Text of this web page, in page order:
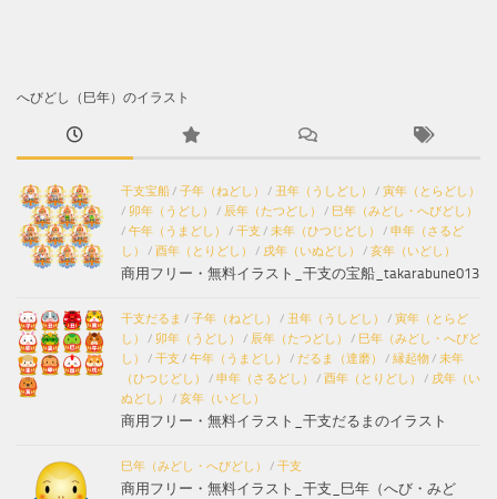
へびどし（巳年）のイラスト
干支宝船/ 子年（ねどし） / 丑年（うしどし） / 寅年（とらどし）
/ 卯年（うどし） / 辰年（たつどし） / 巳年（みどし・へびどし）
/ 午年（うまどし） / 干支 / 未年（ひつじどし） / 申年（さるど
し）
/ 酉年（とりどし） / 戌年（いぬどし） / 亥年（いどし）
商用フリー・無料イラスト_干支の宝船_takarabune013
干支だるま / 子年（ねどし） / 丑年（うしどし） / 寅年（とらど
し）
/ 卯年（うどし） / 辰年（たつどし） / 巳年（みどし・へびど
し）
/ 干支 / 午年（うまどし） / だるま（達磨） / 縁起物/ 未年
（ひつじどし）
/ 申年（さるどし） / 酉年（とりどし） / 戌年（い
ぬどし）
/ 亥年（いどし）
商用フリー・無料イラスト_干支だるまのイラスト
巳年（みどし・へびどし） / 干支
商用フリー・無料イラスト_干支_巳年（へび・みど